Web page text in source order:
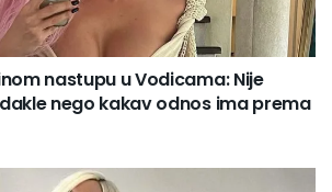
nastupu u Vodicama: Nije
nego kakav odnos ima prema